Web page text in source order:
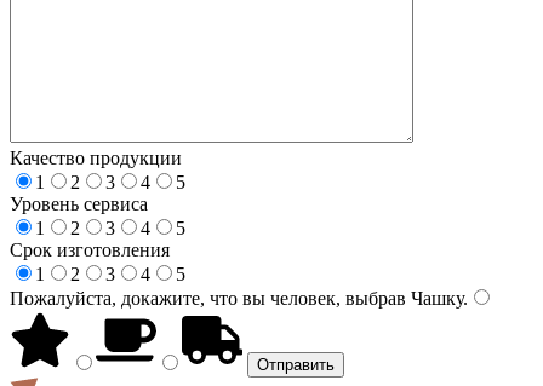
Качество продукции
1
2 3 4
5
Уровень сервиса
1
2 3 4
5
Срок изготовления
1
2 3 4
5
Пожалуйста, докажите, что вы человек, выбрав Чашку.